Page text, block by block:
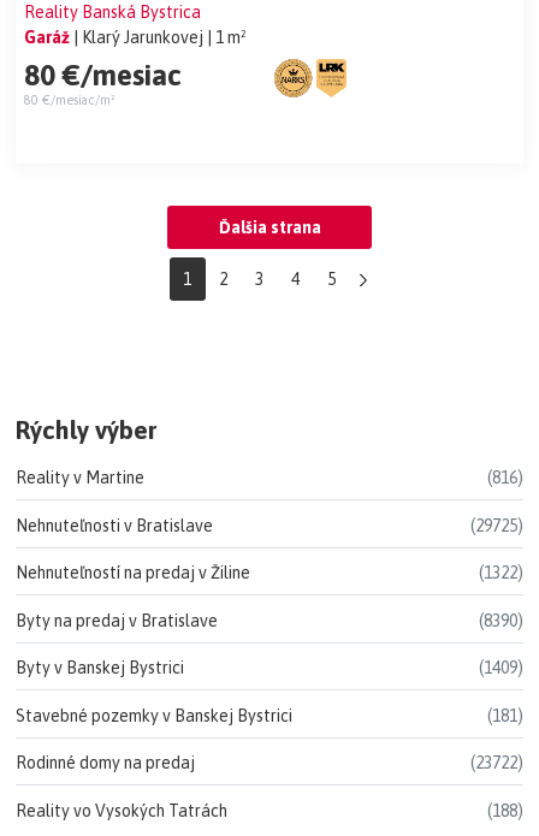
Reality Banská Bystrica
Garáž
| Klarý Jarunkovej | 1 m²
80 €/mesiac
80 €/mesiac/m²
Ďalšia strana
1 2 3 4 5
Rýchly výber
Reality v Martine (816)
Nehnuteľnosti v Bratislave (29725)
Nehnuteľností na predaj v Žiline (1322)
Byty na predaj v Bratislave (8390)
Byty v Banskej Bystrici (1409)
Stavebné pozemky v Banskej Bystrici (181)
Rodinné domy na predaj (23722)
Reality vo Vysokých Tatrách (188)